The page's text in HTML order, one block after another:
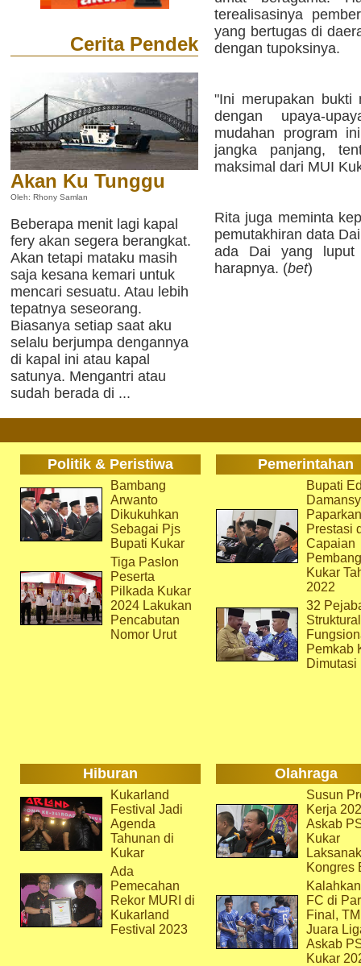
Cerita Pendek
Akan Ku Tunggu
Oleh: Rhony Samlan
Beberapa menit lagi kapal
fery akan segera berangkat.
Akan tetapi mataku masih
saja kesana kemari untuk
mencari sesuatu. Atau lebih
tepatnya seseorang.
Biasanya setiap saat aku
selalu berjumpa dengannya
di kapal ini atau kapal
satunya. Mengantri atau
sudah berada di ...
terealisasinya
yang bertugas di
dengan tupoksinya.
"Ini merupakan bukti
dengan upaya-
mudahan program
jangka panjang,
maksimal dari MUI
Rita juga meminta
pemutakhiran data
ada Dai yang luput
harapnya. (bet)
Politik & Peristiwa Pemerintahan
Bambang
Arwanto
Dikukuhkan
Sebagai Pjs
Bupati Kukar
Tiga Paslon
Peserta
Pilkada Kukar
2024 Lakukan
Pencabutan
Nomor Urut
Bupati
Paparkan
Prestasi
Capaian
Kukar
2022
32
Pemkab
Dimutasi
Hiburan Olahraga
Kukarland
Festival Jadi
Agenda
Tahunan di
Kukar
Ada
Pemecahan
Rekor MURI di
Kukarland
Festival 2023
Susun
Kerja
Askab
Kukar
Kongres
FC di
Final,
Juara
Askab
Kukar